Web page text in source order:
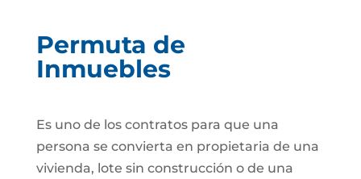
Permuta de
Inmuebles
Es uno de los contratos para que una
persona se convierta en propietaria de una
vivienda, lote sin construcción o de una